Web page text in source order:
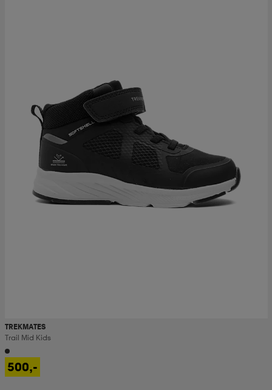
TREKMATES
Trail Mid Kids
500,-